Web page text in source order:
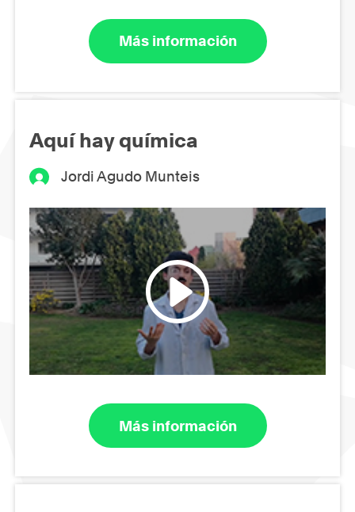
Más información
Aquí hay química
Jordi Agudo Munteis
Más información